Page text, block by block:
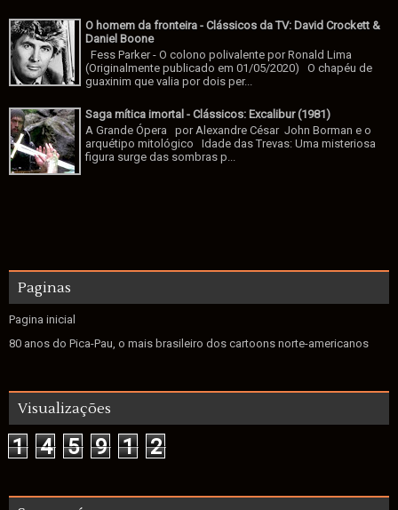
O homem da fronteira - Clássicos da TV: David Crockett &
Daniel Boone
Fess Parker - O colono polivalente por Ronald Lima
(Originalmente publicado em 01/05/2020) O chapéu de
guaxinim que valia por dois per...
Saga mítica imortal - Clássicos: Excalibur (1981)
A Grande Ópera por Alexandre César John Borman e o
arquétipo mitológico Idade das Trevas: Uma misteriosa
figura surge das sombras p...
Paginas
Pagina inicial
80 anos do Pica-Pau, o mais brasileiro dos cartoons norte-americanos
Visualizações
1 4 5 9 1 2